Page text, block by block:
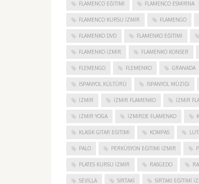
FLAMENCO EĞITIMI FLAMENCO ESMIRNA
FLAMENCO KURSU İZMIR FLAMENGO
FLAMENKO DVD FLAMENKO EĞITIMI
FLAMENKO IZMIR FLAMENKO KONSER
FLEMENGO FLEMENKO GRANADA
İSPANYOL KÜLTÜRÜ İSPANYOL MÜZIĞI
IZMIR IZMIR FLAMENKO İZMIR
İZMIR YOGA IZMIRDE FLAMENKO
KLASIK GITAR EĞITIMI KOMPAS
PALO PERKÜSYON EĞITIMI İZMIR
PLATES KURSU İZMIR RASGEDO
SEVILLA SIRTAKI SIRTAKI EĞITIMI